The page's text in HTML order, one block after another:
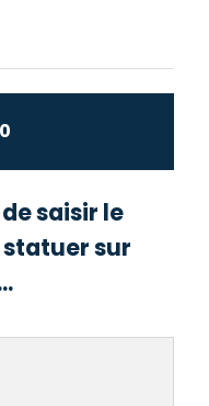
saisir le
sur